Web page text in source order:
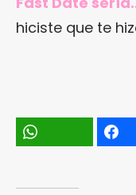
hiciste que te